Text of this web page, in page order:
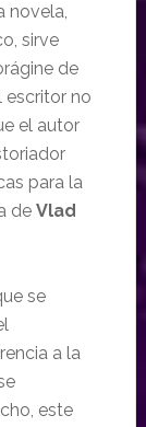
novela,
sirve
de
escritor no
el autor
para la
de Vlad
se
a la
este